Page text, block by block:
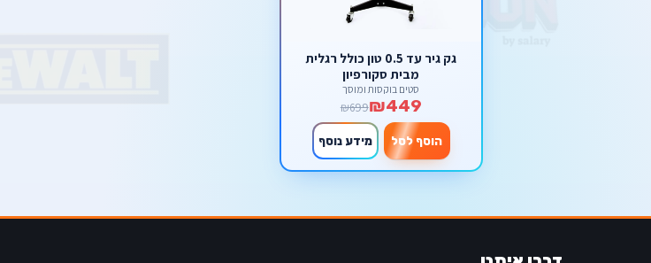
גק גיר עד 0.5 טון כולל רגלית
מבית סקורפיון
סטים בוקסות ומוסך
₪449
₪699
הוסף לסל מידע נוסף